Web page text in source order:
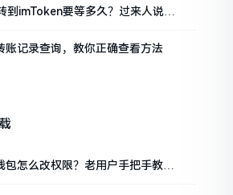
到imToken要等多久？过来人说说
账记录查询，教你正确查看方法
怎么改权限？老用户手把手教你